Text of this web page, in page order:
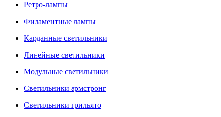
Ретро-лампы
Филаментные лампы
Карданные светильники
Линейные светильники
Модульные светильники
Светильники армстронг
Светильники грильято